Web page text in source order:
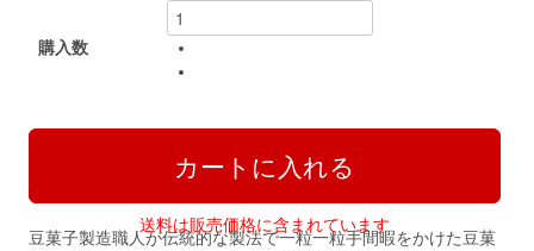
購入数
送料は販売価格に含まれています
豆菓子製造職人が伝統的な製法で一粒一粒手間暇をかけた豆菓